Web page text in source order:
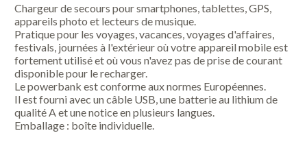
Chargeur de secours pour smartphones, tablettes, GPS,
appareils photo et lecteurs de musique.
Pratique pour les voyages, vacances, voyages d'affaires,
festivals, journées à l'extérieur où votre appareil mobile est
fortement utilisé et où vous n'avez pas de prise de courant
disponible pour le recharger.
Le powerbank est conforme aux normes Européennes.
Il est fourni avec un câble USB, une batterie au lithium de
qualité A et une notice en plusieurs langues.
Emballage : boîte individuelle.